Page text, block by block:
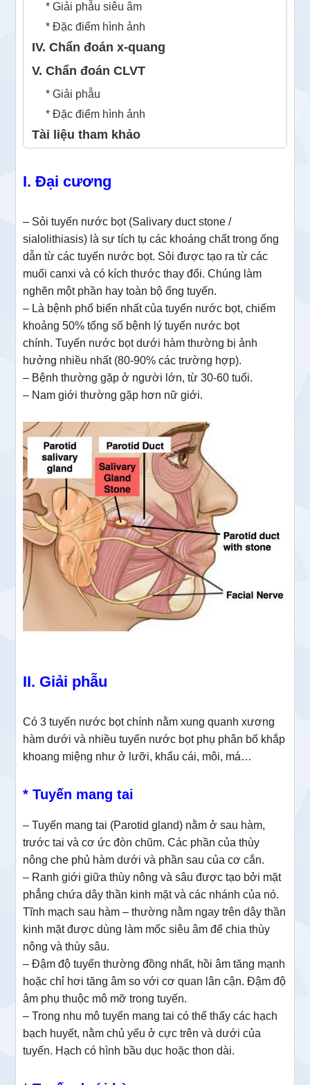
* Giải phẫu siêu âm
* Đặc điểm hình ảnh
IV. Chẩn đoán x-quang
V. Chẩn đoán CLVT
* Giải phẫu
* Đặc điểm hình ảnh
Tài liệu tham khảo
I. Đại cương
– Sỏi tuyến nước bọt (Salivary duct stone /
sialolithiasis) là sự tích tụ các khoáng chất trong ống
dẫn từ các tuyến nước bọt. Sỏi được tạo ra từ các
muối canxi và có kích thước thay đổi. Chúng làm
nghẽn một phần hay toàn bộ ống tuyến.
– Là bệnh phổ biến nhất của tuyến nước bọt, chiếm
khoảng 50% tổng số bệnh lý tuyến nước bọt
chính. Tuyến nước bọt dưới hàm thường bị ảnh
hưởng nhiều nhất (80-90% các trường hợp).
– Bệnh thường gặp ở người lớn, từ 30-60 tuổi.
– Nam giới thường gặp hơn nữ giới.
II. Giải phẫu
Có 3 tuyến nước bọt chính nằm xung quanh xương
hàm dưới và nhiều tuyến nước bọt phụ phân bố khắp
khoang miệng như ở lưỡi, khẩu cái, môi, má…
* Tuyến mang tai
– Tuyến mang tai (Parotid gland) nằm ở sau hàm,
trước tai và cơ ức đòn chũm. Các phần của thùy
nông che phủ hàm dưới và phần sau của cơ cắn.
– Ranh giới giữa thùy nông và sâu được tạo bởi mặt
phẳng chứa dây thần kinh mặt và các nhánh của nó.
Tĩnh mạch sau hàm – thường nằm ngay trên dây thần
kinh mặt được dùng làm mốc siêu âm để chia thùy
nông và thùy sâu.
– Đậm độ tuyến thường đồng nhất, hồi âm tăng mạnh
hoặc chỉ hơi tăng âm so với cơ quan lân cận. Đậm độ
âm phụ thuộc mô mỡ trong tuyến.
– Trong nhu mô tuyến mang tai có thể thấy các hạch
bạch huyết, nằm chủ yếu ở cực trên và dưới của
tuyến. Hạch có hình bầu dục hoặc thon dài.